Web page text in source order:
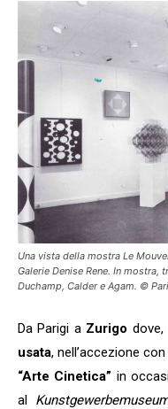
Una vista della mostra Le
Galerie Denise Rene. In mostra,
Duchamp, Calder e Agam. ©
Da Parigi aZurigo dove,
usata, nell’accezione
“Arte Cinetica” in
al